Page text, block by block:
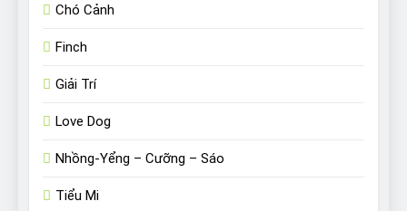
Chó Cảnh
Finch
Giải Trí
Love Dog
Nhồng-Yểng – Cưỡng – Sáo
Tiểu Mi